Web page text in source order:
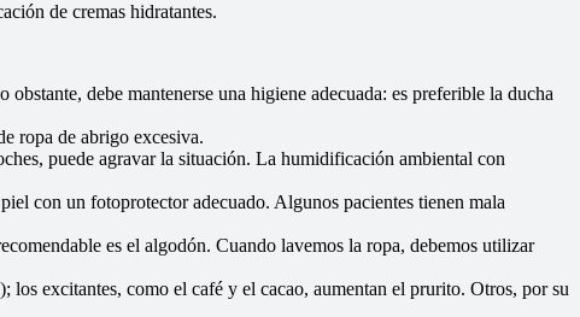
de cremas hidratantes.
debe mantenerse una higiene adecuada: es preferible la ducha
ropa de abrigo excesiva.
puede agravar la situación. La humidificación ambiental con
con un fotoprotector adecuado. Algunos pacientes tienen mala
es el algodón. Cuando lavemos la ropa, debemos utilizar
excitantes, como el café y el cacao, aumentan el prurito. Otros, por su